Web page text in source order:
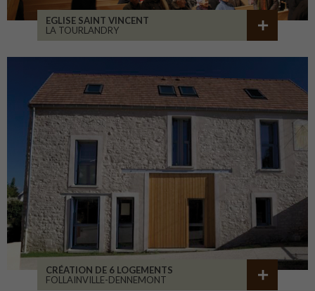
EGLISE SAINT VINCENT
LA TOURLANDRY
CRÉATION DE 6 LOGEMENTS
FOLLAINVILLE-DENNEMONT